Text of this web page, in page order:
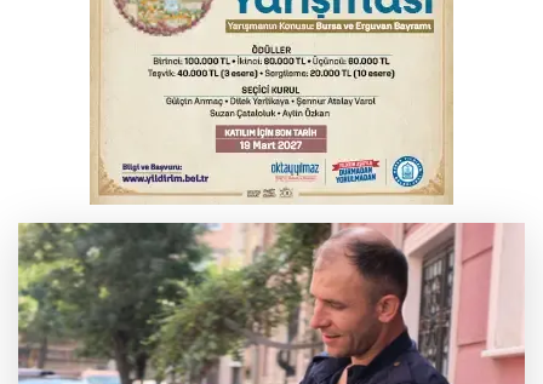
sponsoru oldu
'Yeni nesil suç örgütlerine' dev operasyon
Erguvan Bayramı minyatür sanatıyla
geleceğe taşınacak